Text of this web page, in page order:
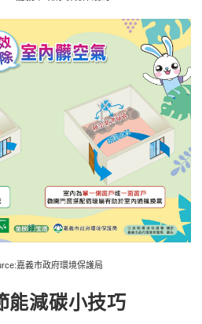
嘉義市政府環境保護局
能減碳小技巧